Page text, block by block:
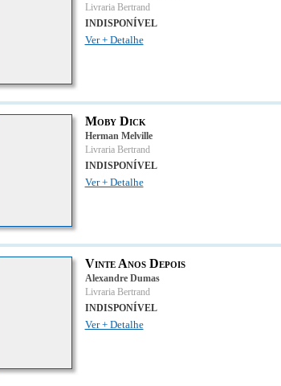
Livraria Bertrand
INDISPONÍVEL
Ver + Detalhe
Moby Dick
Herman Melville
Livraria Bertrand
INDISPONÍVEL
Ver + Detalhe
Vinte Anos Depois
Alexandre Dumas
Livraria Bertrand
INDISPONÍVEL
Ver + Detalhe